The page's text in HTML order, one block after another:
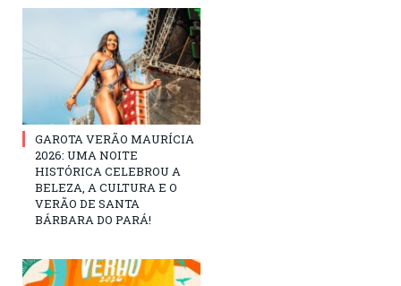
GAROTA VERÃO MAURÍCIA
2026: UMA NOITE
HISTÓRICA CELEBROU A
BELEZA, A CULTURA E O
VERÃO DE SANTA
BÁRBARA DO PARÁ!